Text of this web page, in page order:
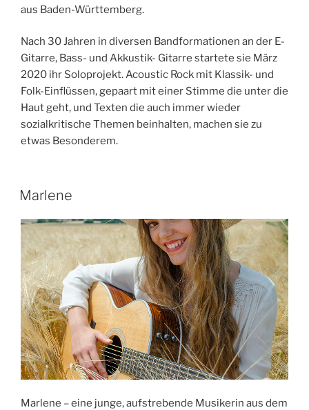
aus Baden-Württemberg.
Nach 30 Jahren in diversen Bandformationen an der E-
Gitarre, Bass- und Akkustik- Gitarre startete sie März
2020 ihr Soloprojekt. Acoustic Rock mit Klassik- und
Folk-Einflüssen, gepaart mit einer Stimme die unter die
Haut geht, und Texten die auch immer wieder
sozialkritische Themen beinhalten, machen sie zu
etwas Besonderem.
Marlene
Marlene – eine junge, aufstrebende Musikerin aus dem